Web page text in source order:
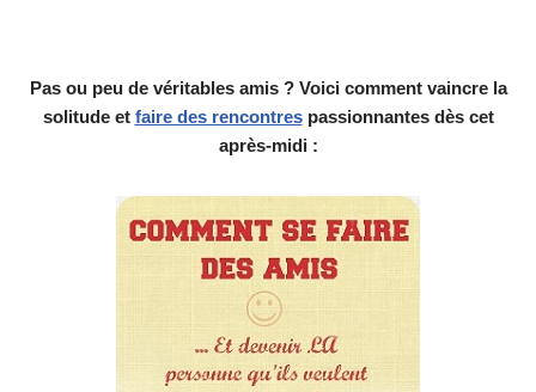
Pas ou peu de véritables amis ? Voici comment vaincre la
solitude et faire des rencontrespassionnantes dès cet
après-midi :